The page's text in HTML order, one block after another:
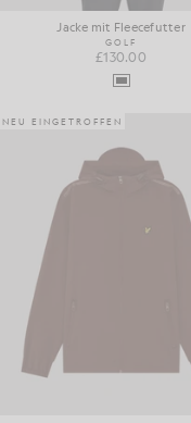
Jacke mit Fleecefutter
GOLF
£130.00
NEU EINGETROFFEN